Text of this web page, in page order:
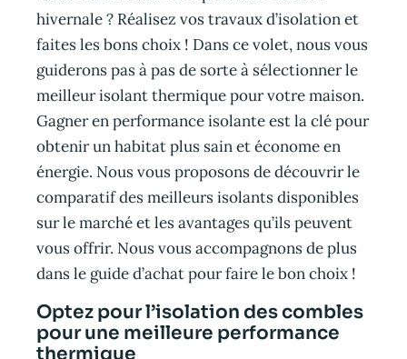
hivernale ? Réalisez vos travaux d’isolation et
faites les bons choix ! Dans ce volet, nous vous
guiderons pas à pas de sorte à sélectionner le
meilleur isolant thermique pour votre maison.
Gagner en performance isolante est la clé pour
obtenir un habitat plus sain et économe en
énergie. Nous vous proposons de découvrir le
comparatif des meilleurs isolants disponibles
sur le marché et les avantages qu’ils peuvent
vous offrir. Nous vous accompagnons de plus
dans le guide d’achat pour faire le bon choix !
Optez pour l’isolation des combles
pour une meilleure performance
thermique